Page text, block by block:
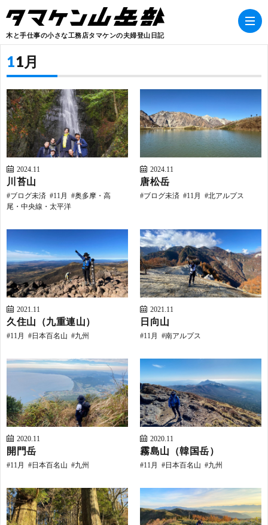
木と手仕事の小さな工務店タマケンの夫婦登山日記
11月
2024.11
川苔山
ブログ未済 11月
奥多摩・高
尾・中央線・太平洋
2024.11
唐松岳
ブログ未済 11月 北アルプス
2021.11
久住山（九重連山）
11月 日本百名山 九州
2021.11
日向山
11月 南アルプス
2020.11
開門岳
11月 日本百名山 九州
2020.11
霧島山（韓国岳）
11月 日本百名山 九州